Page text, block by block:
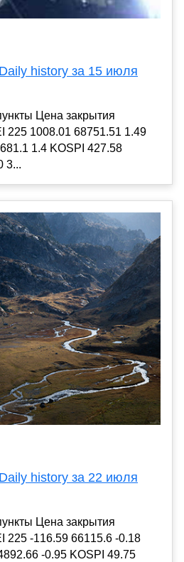
history за 15 июля
Цена закрытия
225 1008.01 68751.51 1.49
1.4 KOSPI 427.58
3...
history за 22 июля
Цена закрытия
225 -116.59 66115.6 -0.18
-0.95 KOSPI 49.75